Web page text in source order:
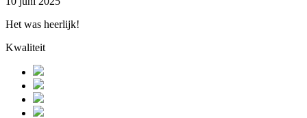
Het was heerlijk!
Kwaliteit